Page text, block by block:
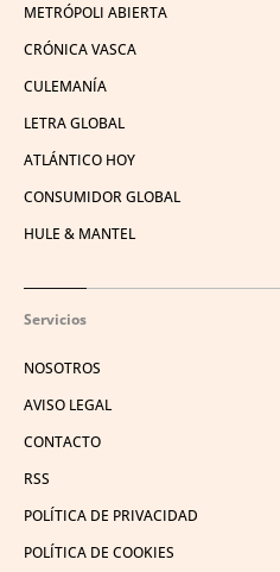
METRÓPOLI ABIERTA
CRÓNICA VASCA
CULEMANÍA
LETRA GLOBAL
ATLÁNTICO HOY
CONSUMIDOR GLOBAL
HULE & MANTEL
Servicios
NOSOTROS
AVISO LEGAL
CONTACTO
RSS
POLÍTICA DE PRIVACIDAD
POLÍTICA DE COOKIES